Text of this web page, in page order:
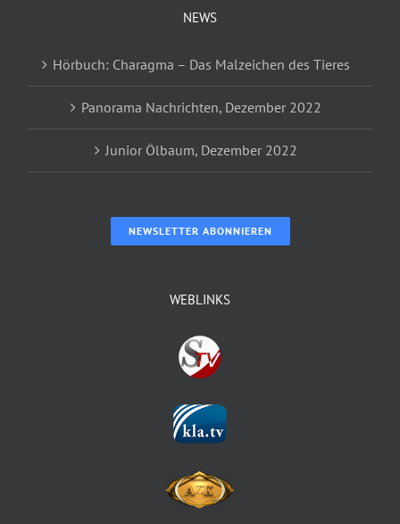
NEWS
Hörbuch: Charagma – Das Malzeichen des Tieres
Panorama Nachrichten, Dezember 2022
Junior Ölbaum, Dezember 2022
NEWSLETTER ABONNIEREN
WEBLINKS